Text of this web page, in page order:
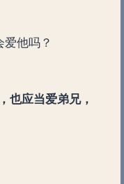
他吗？
也应当爱弟兄，